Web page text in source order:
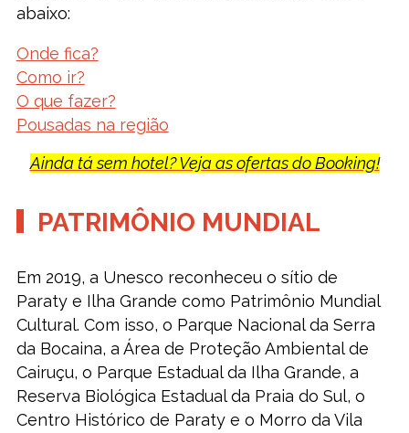
abaixo:
Onde fica?
Como ir?
O que fazer?
Pousadas na região
Ainda tá sem hotel? Veja as ofertas do Booking!
PATRIMÔNIO MUNDIAL
Em 2019, a Unesco reconheceu o sítio de
Paraty e Ilha Grande como Patrimônio Mundial
Cultural. Com isso, o Parque Nacional da Serra
da Bocaina, a Área de Proteção Ambiental de
Cairuçu, o Parque Estadual da Ilha Grande, a
Reserva Biológica Estadual da Praia do Sul, o
Centro Histórico de Paraty e o Morro da Vila